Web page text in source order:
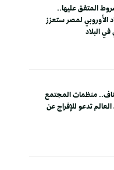
المتفق عليها..
الأوروبي لمصر ستعزز
البلاد
منظمات المجتمع
تدعو للإفراج عن